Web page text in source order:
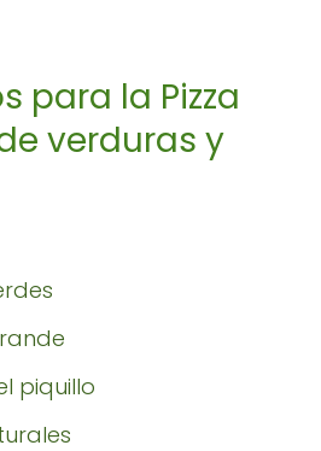
para la Pizza
verduras y
piquillo